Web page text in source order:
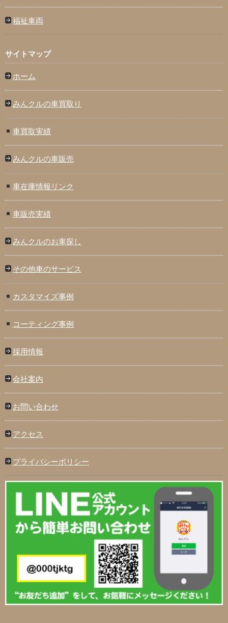
福祉車両
サイトマップ
ホーム
みんクルの車買取り
車買取実績
みんクルの車販売
車在庫情報リンク
車販売実績
みんクルのお車探し
その他車のサービス
カスタマイズ事例
コーティング事例
採用情報
会社案内
お問い合わせ
アクセス
プライバシーポリシー